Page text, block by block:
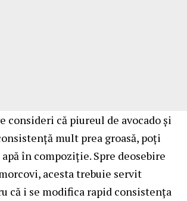
consideri că piureul de avocado și
mult prea groasă, poți
în compoziție. Spre deosebire
acesta trebuie servit
că i se modifica rapid consistența